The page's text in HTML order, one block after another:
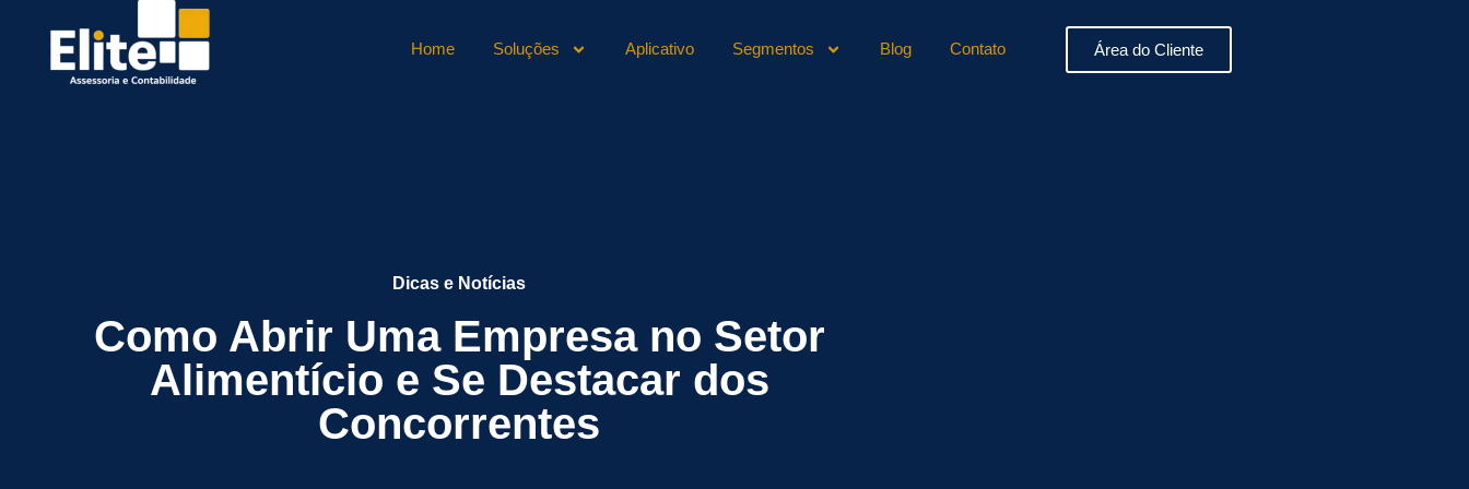
Home Soluções Aplicativo Segmentos Blog Contato Área do Cliente
Dicas e Notícias
Como Abrir Uma Empresa no Setor
Alimentício e Se Destacar dos
Concorrentes